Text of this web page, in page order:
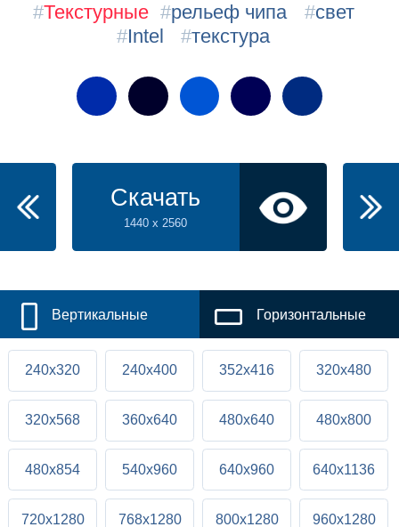
#Текстурные #рельеф чипа #свет
#Intel #текстура
Скачать
1440 x 2560
Вертикальные Горизонтальные
240x320 240x400 352x416 320x480
320x568 360x640 480x640 480x800
480x854 540x960 640x960 640x1136
720x1280 768x1280 800x1280 960x1280